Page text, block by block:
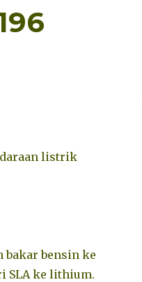
listrik
bakar bensin ke
SLA ke lithium.